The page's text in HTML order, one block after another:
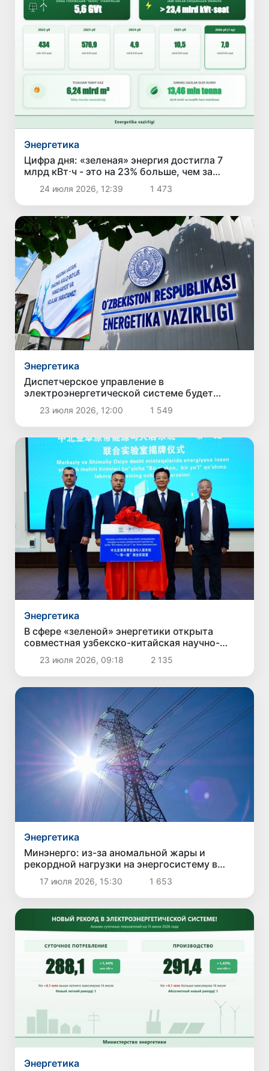
Энергетика
Цифра дня: «зеленая» энергия достигла 7
млрд кВт⋅ч - это на 23% больше, чем за
аналогичный период прошлого года
24 июля 2026, 12:39 1 473
Энергетика
Диспетчерское управление в
электроэнергетической системе будет
усовершенствовано
23 июля 2026, 12:00 1 549
Энергетика
В сфере «зеленой» энергетики открыта
совместная узбекско-китайская научно-
исследовательская лаборатория
23 июля 2026, 09:18 2 135
Энергетика
Минэнерго: из-за аномальной жары и
рекордной нагрузки на энергосистему в
Узбекистане вводятся временные
отключения электроэнергии
17 июля 2026, 15:30 1 653
Энергетика